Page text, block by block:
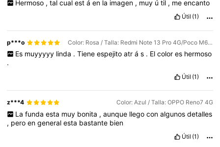
Hermoso , tal cual est á en la imagen , muy ú til , me encanto
Útil (1)
p***o Color: Rosa / Talla: Redmi Note 13 Pro 4G/Poco M6 Pro 4G
Es muyyyyy linda . Tiene espejito atr á s . El color es hermoso
.
Útil (1)
z***4 Color: Azul / Talla: OPPO Reno7 4G
La funda esta muy bonita , aunque llego con algunos detalles
, peroengeneralesta bastante bien
Útil (1)